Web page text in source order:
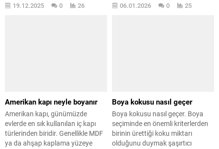
soruyor:“Bu leke çıkar mı, yoksa
19.12.2025 0 26
kullanılmasının nedeni, harika
06.01.2026 0 25
Amerikan kapı neyle boyanır
Amerikan kapı, günümüzde
evlerde en sık kullanılan iç kapı
türlerinden biridir. Genellikle MDF
ya da ahşap kaplama yüzeye
Boya kokusu nasıl geçer
Boya kokusu nasıl geçer. Boya
seçiminde en önemli kriterlerden
birinin ürettiği koku miktarı
olduğunu duymak şaşırtıcı